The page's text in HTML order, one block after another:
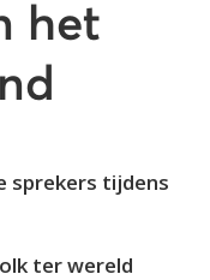
het
sprekers tijdens
ter wereld